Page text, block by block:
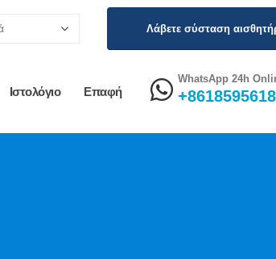
Λάβετε σύσταση
Ιστολόγιο Επαφή
WhatsApp 24h